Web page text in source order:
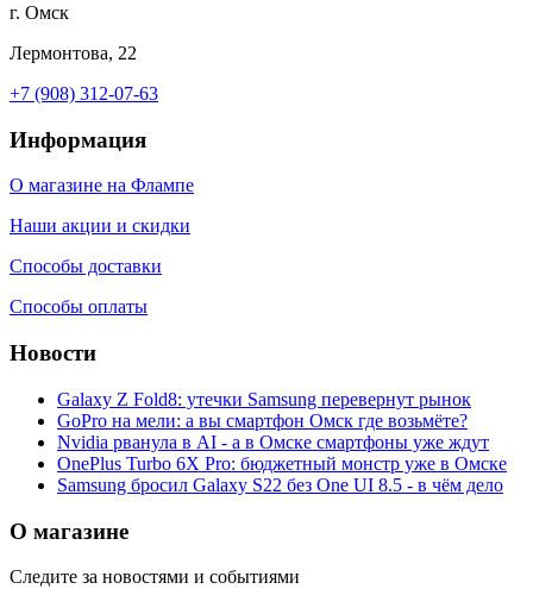
г. Омск
Лермонтова, 22
+7 (908) 312-07-63
Информация
О магазине на Флампе
Наши акции и скидки
Способы доставки
Способы оплаты
Новости
Galaxy Z Fold8: утечки Samsung перевернут рынок
GoPro на мели: а вы смартфон Омск где возьмёте?
Nvidia рванула в AI - а в Омске смартфоны уже ждут
OnePlus Turbo 6X Pro: бюджетный монстр уже в Омске
Samsung бросил Galaxy S22 без One UI 8.5 - в чём дело
О магазине
Следите за новостями и событиями